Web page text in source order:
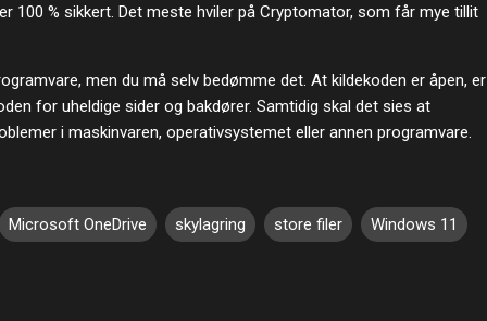
100 % sikkert. Det meste hviler på Cryptomator, som får mye tillit
men du må selv bedømme det. At kildekoden er åpen, er
for uheldige sider og bakdører. Samtidig skal det sies at
i maskinvaren, operativsystemet eller annen programvare.
Microsoft OneDrive skylagring store filer Windows 11